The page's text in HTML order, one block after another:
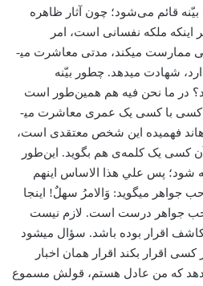
قائم می‌شود؛ چون آثار ظاهره
اینکه ملکه نفسانی است، امر
نفسانی است، شخصی با کسی ممارست می­کند، مدتی معاشرت می­
شهادت می­دهد. چطور بیّنه
در ما نحن فیه هم همین‌طور است
در ایمان هم همین‌طور است. کسی با کسی یک عمری معاشرت می­
کرده­اند فهمیده این شخص معتقدی است،
کسی یک کلمه‌ی هم بگوید. این‌طور
شود؛ پس علي هذا الاساس این­هم
جواهر می­گوید: وَالامرُ سهلٌ! اینجا
جواهر درست است. لازم نیست
کاشف اقرار بوده­ باشد. سؤال می­شود
اقرار بكند اقرار همان اخبار
كه من عادل هستم، قولش مسموع